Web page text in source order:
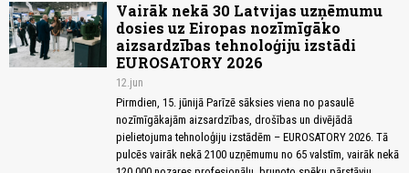
Vairāk nekā 30 Latvijas uzņēmumu
dosies uz Eiropas nozīmīgāko
aizsardzības tehnoloģiju izstādi
EUROSATORY 2026
12.jun
Pirmdien, 15. jūnijā Parīzē sāksies viena no pasaulē
nozīmīgākajām aizsardzības, drošības un divējādā
pielietojuma tehnoloģiju izstādēm – EUROSATORY 2026. Tā
pulcēs vairāk nekā 2100 uzņēmumu no 65 valstīm, vairāk nekā